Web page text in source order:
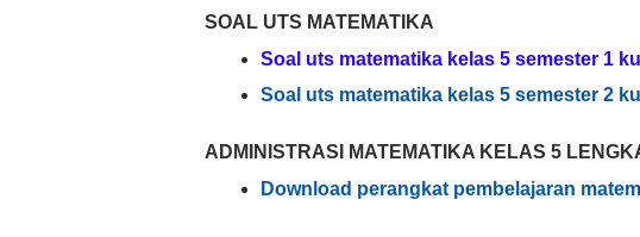
SOAL UTS MATEMATIKA
Soal uts matematika kelas 5 semester 1
Soal uts matematika kelas 5 semester 2
ADMINISTRASI MATEMATIKA KELAS 5
Download perangkat pembelajaran